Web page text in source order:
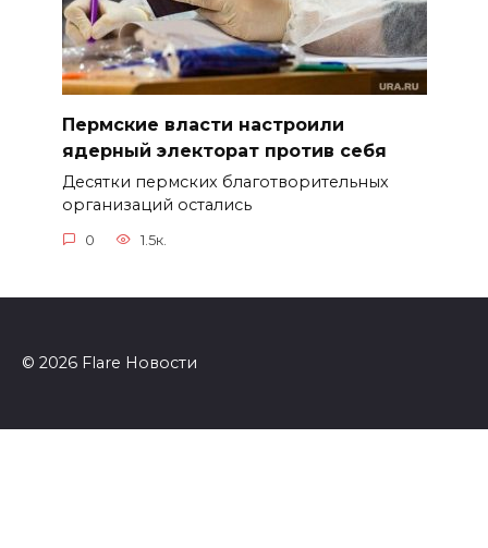
Пермские власти настроили
ядерный электорат против себя
Десятки пермских благотворительных
организаций остались
0 1.5к.
© 2026 Flare Новости